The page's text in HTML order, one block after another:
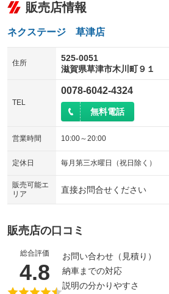
販売店情報
ネクステージ 草津店
住所
525-0051
滋賀県草津市木川町９１
TEL
0078-6042-4324
無料電話
営業時間 10:00～20:00
定休日 毎月第三水曜日（祝日除く）
販売可能エ
リア
直接お問合せください
販売店の口コミ
総合評価
4.8 （5点満点中
お問い合わせ（見積り）
納車までの対応
説明の分かりやすさ